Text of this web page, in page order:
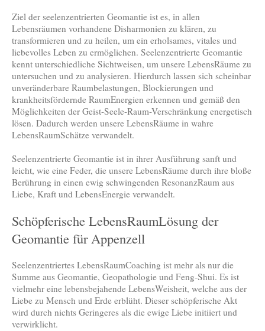
Ziel der seelenzentrierten Geomantie ist es, in allen
Lebensräumen vorhandene Disharmonien zu klären, zu
transformieren und zu heilen, um ein erholsames, vitales und
liebevolles Leben zu ermöglichen. Seelenzentrierte Geomantie
kennt unterschiedliche Sichtweisen, um unsere LebensRäume zu
untersuchen und zu analysieren. Hierdurch lassen sich scheinbar
unveränderbare Raumbelastungen, Blockierungen und
krankheitsfördernde RaumEnergien erkennen und gemäß den
Möglichkeiten der Geist-Seele-Raum-Verschränkung energetisch
lösen. Dadurch werden unsere LebensRäume in wahre
LebensRaumSchätze verwandelt.
Seelenzentrierte Geomantie ist in ihrer Ausführung sanft und
leicht, wie eine Feder, die unsere LebensRäume durch ihre bloße
Berührung in einen ewig schwingenden ResonanzRaum aus
Liebe, Kraft und LebensEnergie verwandelt.
Schöpferische LebensRaumLösung der
Geomantie für Appenzell
Seelenzentriertes LebensRaumCoaching ist mehr als nur die
Summe aus Geomantie, Geopathologie und Feng-Shui. Es ist
vielmehr eine lebensbejahende LebensWeisheit, welche aus der
Liebe zu Mensch und Erde erblüht. Dieser schöpferische Akt
wird durch nichts Geringeres als die ewige Liebe initiiert und
verwirklicht.